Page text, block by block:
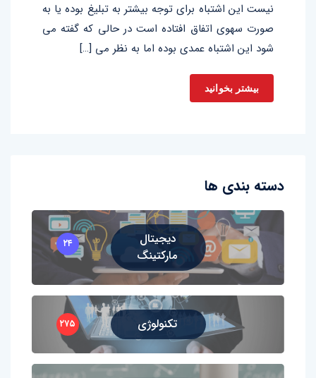
نیست این اشتباه برای توجه بیشتر به تبلیغ بوده یا به
صورت سهوی اتفاق افتاده است در حالی که گفته می
شود این اشتباه عمدی بوده اما به نظر می […]
بیشتر بخوانید
دسته بندی ها
دیجیتال
مارکتینگ
۲۴
تکنولوژی ۲۷۵